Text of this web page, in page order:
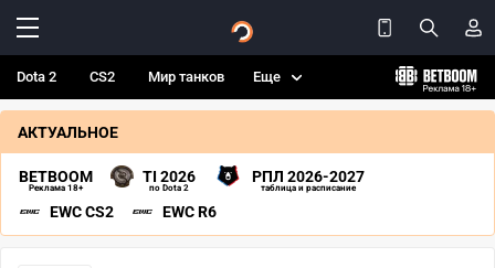
Dota 2 CS2 Мир танков Еще
АКТУАЛЬНОЕ
BETBOOM
Реклама 18+
TI 2026
по Dota 2
РПЛ 2026-2027
таблица и расписание
EWC CS2 EWC R6